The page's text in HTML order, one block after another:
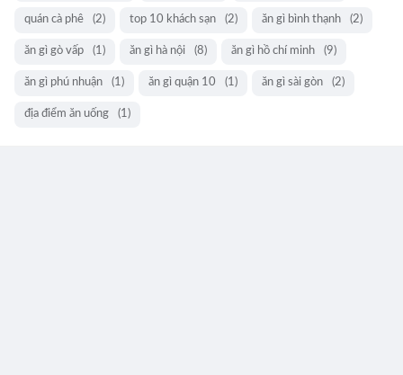
quán cà phê (2) top 10 khách sạn (2) ăn gì bình thạnh (2)
ăn gì gò vấp (1) ăn gì hà nội (8) ăn gì hồ chí minh (9)
ăn gì phú nhuận (1) ăn gì quận 10 (1) ăn gì sài gòn (2)
địa điểm ăn uống (1)